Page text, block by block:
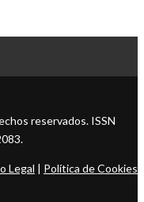
reservados. ISSN
Legal | Política de Cookies